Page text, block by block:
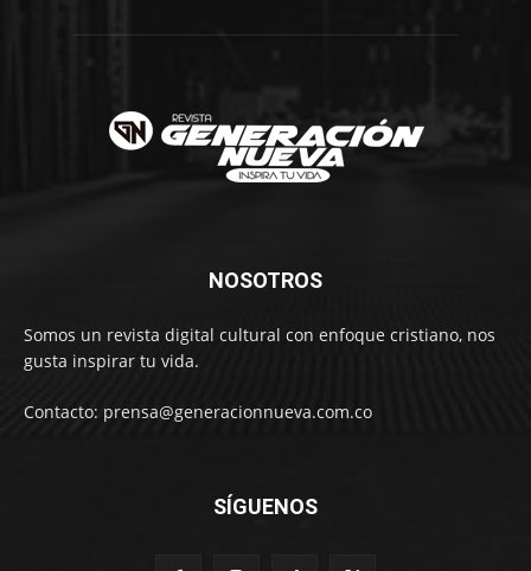
NOSOTROS
Somos un revista digital cultural con enfoque cristiano, nos
gusta inspirar tu vida.
Contacto: prensa@generacionnueva.com.co
SÍGUENOS